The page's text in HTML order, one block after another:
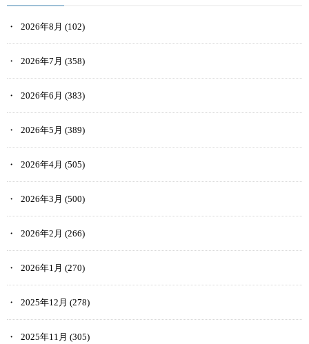
2026年8月 (102)
2026年7月 (358)
2026年6月 (383)
2026年5月 (389)
2026年4月 (505)
2026年3月 (500)
2026年2月 (266)
2026年1月 (270)
2025年12月 (278)
2025年11月 (305)